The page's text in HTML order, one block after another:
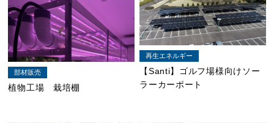
部材販売
植物工場 栽培棚
再生エネルギー
【Santi】ゴルフ場様向けソー
ラーカーポート